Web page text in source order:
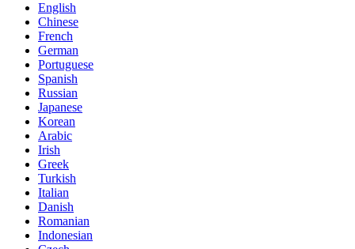
English
Chinese
French
German
Portuguese
Spanish
Russian
Japanese
Korean
Arabic
Irish
Greek
Turkish
Italian
Danish
Romanian
Indonesian